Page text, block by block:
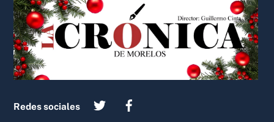
To
Top
Redes sociales